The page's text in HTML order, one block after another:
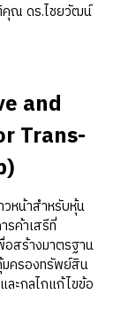
ณ ดร.ไชยวัฒน์
and
Trans-
หน้าสำหรับหุ้น
ค้าเสรีที่
อสร้างมาตรฐาน
มครองทรัพย์สิน
ะกลไกแก้ไขข้อ